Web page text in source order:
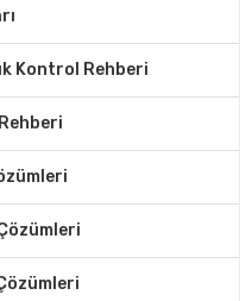
Kontrol Rehberi